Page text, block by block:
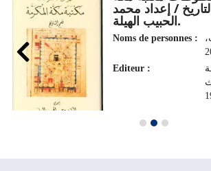
/ إعداد محمد
الحبيب الهيلة.
Noms de personnes :
Editeur :